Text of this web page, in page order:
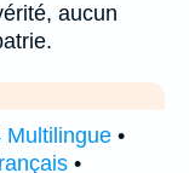
aucun
Multilingue •
•